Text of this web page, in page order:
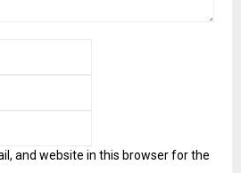
and website in this browser for the